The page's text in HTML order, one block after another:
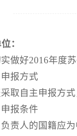
：
做好2016年度
报方式
取自主申报方
报条件
责人的国籍应